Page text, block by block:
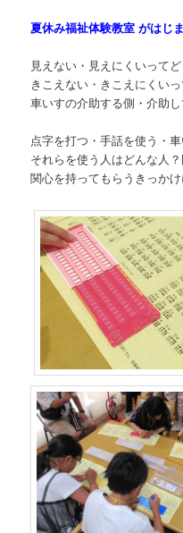
夏休み福祉体験教室 がはじ
見えない・見えにくいって
きこえない・きこえにくいっ
車いすの介助する側・介助
点字を打つ・手話を使う・車
それらを使う人はどんな人？
関心を持ってもらうきっかけ